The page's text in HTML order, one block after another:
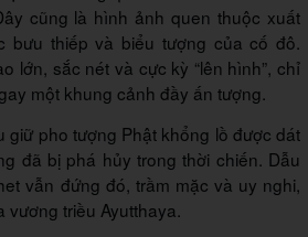
cũng là hình ảnh quen thuộc xuất
bưu thiếp và biểu tượng của cố đô.
lớn, sắc nét và cực kỳ “lên hình”, chỉ
một khung cảnh đầy ấn tượng.
giữ pho tượng Phật khổng lồ được dát
đã bị phá hủy trong thời chiến. Dẫu
vẫn đứng đó, trầm mặc và uy nghi,
vương triều Ayutthaya.